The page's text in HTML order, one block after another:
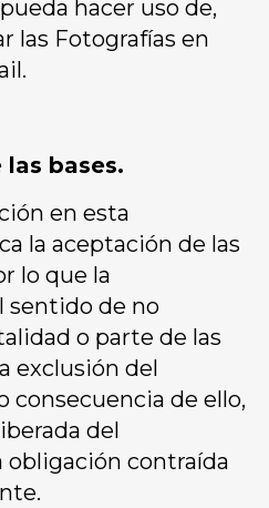
hacer uso de,
las Fotografías en
las bases.
en esta
la aceptación de las
lo que la
sentido de no
o parte de las
exclusión del
de ello,
del
contraída